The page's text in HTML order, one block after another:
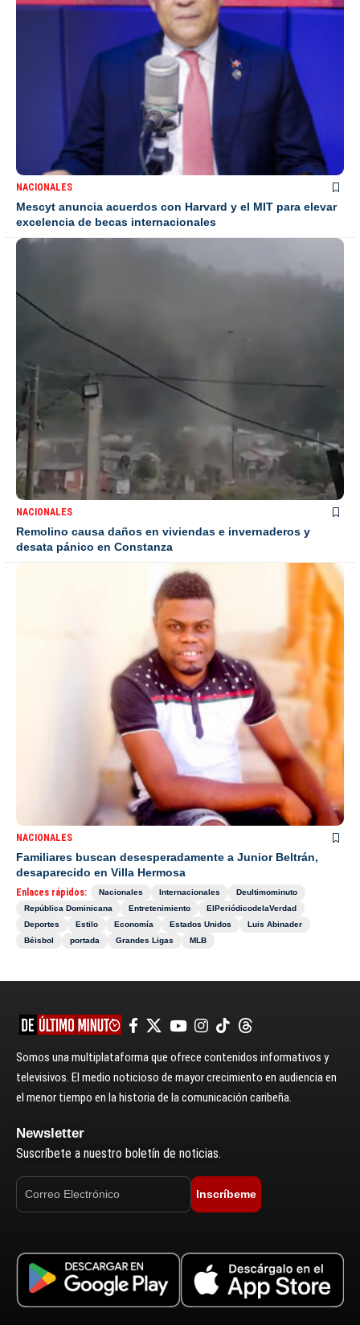
NACIONALES
Mescyt anuncia acuerdos con Harvard y el MIT para elevar
excelencia de becas internacionales
NACIONALES
Remolino causa daños en viviendas e invernaderos y
desata pánico en Constanza
NACIONALES
Familiares buscan desesperadamente a Junior Beltrán,
desaparecido en Villa Hermosa
Enlaces rápidos: Nacionales Internacionales
Deultimominuto
República Dominicana
Entretenimiento
ElPeriódicodelaVerdad
Deportes
Estilo Economía Estados Unidos
Luis Abinader
Béisbol
portada Grandes Ligas MLB
Somos una multiplataforma que ofrece contenidos informativos y
televisivos. El medio noticioso de mayor crecimiento en audiencia en
el menor tiempo en la historia de la comunicación caribeña.
Newsletter
Suscríbete a nuestro boletín de noticias.
Inscríbeme